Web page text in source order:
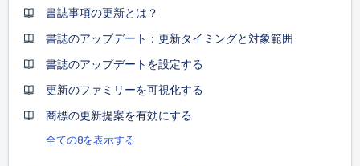
書誌事項の更新とは？
書誌のアップデート：更新タイミングと対象範囲
書誌のアップデートを設定する
更新のファミリーを可視化する
商標の更新提案を有効にする
全ての8を表示する